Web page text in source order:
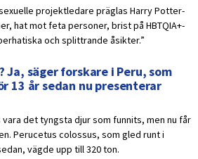
projektledare präglas Harry Potter-
hat mot feta personer, brist på HBTQIA+-
och splittrande åsikter.”
Ja, säger forskare i Peru, som
13 år sedan nu presenterar
det tyngsta djur som funnits, men nu får
Perucetus colossus, som gled runt i
vägde upp till 320 ton.